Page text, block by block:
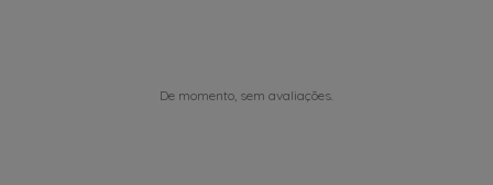
De momento, sem avaliações.